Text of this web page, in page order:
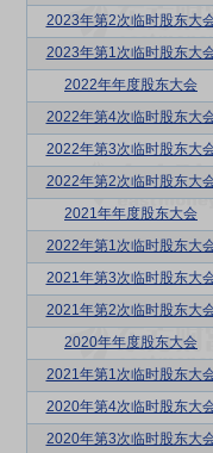
2023年第2次临时股东大
2023年第1次临时股东大
2022年年度股东大会
2022年第4次临时股东大
2022年第3次临时股东大
2022年第2次临时股东大
2021年年度股东大会
2022年第1次临时股东大
2021年第3次临时股东大
2021年第2次临时股东大
2020年年度股东大会
2021年第1次临时股东大
2020年第4次临时股东大
2020年第3次临时股东大